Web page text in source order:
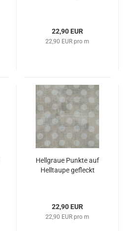
22,90 EUR
22,90 EUR pro m
Hellgraue Punkte auf
Helltaupe gefleckt
22,90 EUR
22,90 EUR pro m